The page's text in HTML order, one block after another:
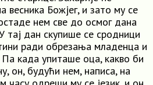
весника Божјег, и зато му се
нем све до осмог дана
тај дан скупише се сродници
ради обрезања младенца и
када упиташе оца, какво би
он, будући нем, написа, на